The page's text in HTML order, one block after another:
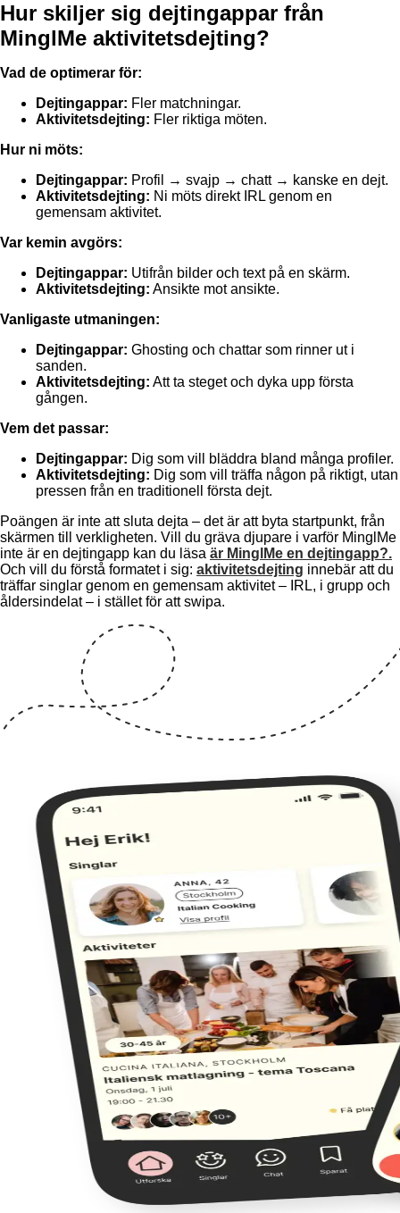
Hur skiljer sig dejtingappar från
MinglMe aktivitetsdejting?
Vad de optimerar för:
Dejtingappar: Fler matchningar.
Aktivitetsdejting: Fler riktiga möten.
Hur ni möts:
Dejtingappar: Profil → svajp → chatt → kanske en dejt.
Aktivitetsdejting: Ni möts direkt IRL genom en
gemensam aktivitet.
Var kemin avgörs:
Dejtingappar: Utifrån bilder och text på en skärm.
Aktivitetsdejting: Ansikte mot ansikte.
Vanligaste utmaningen:
Dejtingappar: Ghosting och chattar som rinner ut i
sanden.
Aktivitetsdejting: Att ta steget och dyka upp första
gången.
Vem det passar:
Dejtingappar: Dig som vill bläddra bland många profiler.
Aktivitetsdejting: Dig som vill träffa någon på riktigt, utan
pressen från en traditionell första dejt.
Poängen är inte att sluta dejta – det är att byta startpunkt, från
skärmen till verkligheten. Vill du gräva djupare i varför MinglMe
inte är en dejtingapp kan du läsa är MinglMe en dejtingapp?.
Och vill du förstå formatet i sig: aktivitetsdejting innebär att du
träffar singlar genom en gemensam aktivitet – IRL, i grupp och
åldersindelat – i stället för att swipa.